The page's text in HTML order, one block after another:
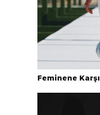
Feminene Karşı